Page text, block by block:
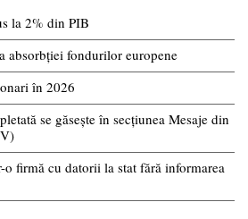
la 2% din PIB
absorbției fondurilor europene
în 2026
se găsește în secțiunea Mesaje din
firmă cu datorii la stat fără informarea